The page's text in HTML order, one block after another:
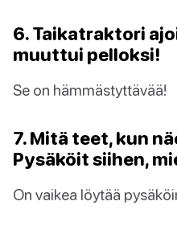
6. Taikatraktori
muuttui pelloksi!
Se on hämmästyttävää!
7. Mitä teet, kun
Pysäköit siihen,
On vaikea löytää